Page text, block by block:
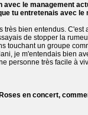
le management
tu entretenais avec le
bien entendus. C'est
de stopper la
touchant un groupe
je m'entendais bien
personne très facile à
en concert,